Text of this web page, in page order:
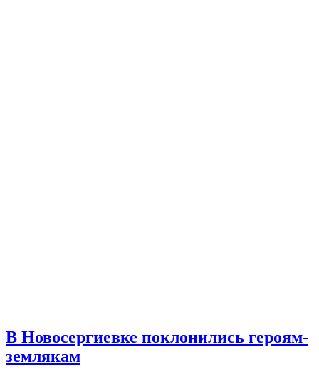
В Новосергиевке поклонились героям-
землякам